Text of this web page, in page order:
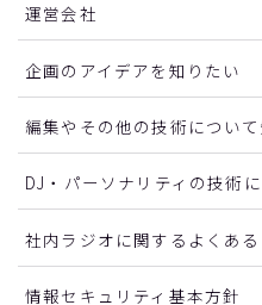
運営会社
企画のアイデアを知りたい
編集やその他の技術につい
DJ・パーソナリティの技術
社内ラジオに関するよくあ
情報セキュリティ基本方針